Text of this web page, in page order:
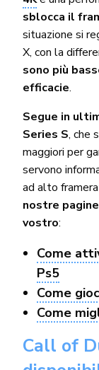
sblocca il
situazione si
X, con la
sono più
efficacie.
Segue in
Series S, che
maggiori per
servono
ad alto
nostre
vostro:
Come
Ps5
Come
Come
Call of